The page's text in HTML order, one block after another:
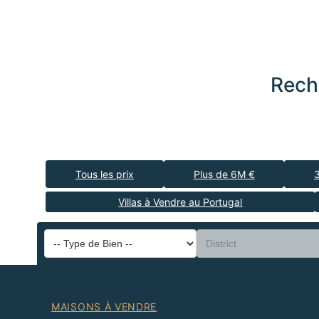
Tous les prix Plus de 6M €
Villas à Vendre au Portugal
MAISONS À VENDRE